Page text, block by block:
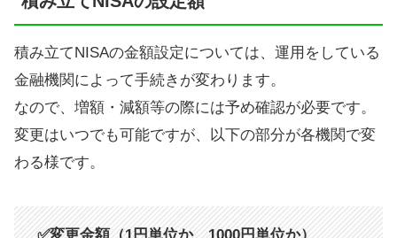
積み立てNISAの金額設定については、運用をしている
金融機関によって手続きが変わります。
なので、増額・減額等の際には予め確認が必要です。
変更はいつでも可能ですが、以下の部分が各機関で変
わる様です。
✅変更金額（1円単位か、1000円単位か）